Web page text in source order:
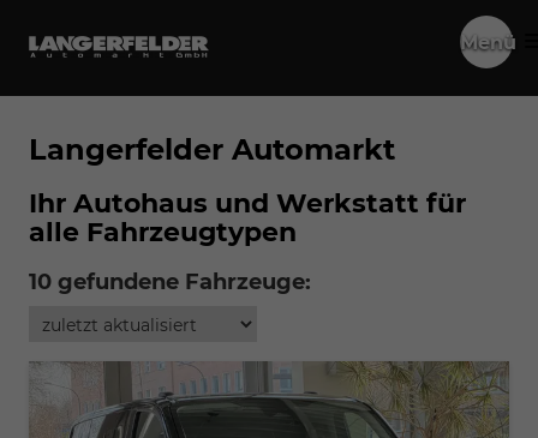
Menü
Langerfelder Automarkt
Ihr Autohaus und Werkstatt für
alle Fahrzeugtypen
10 gefundene Fahrzeuge: